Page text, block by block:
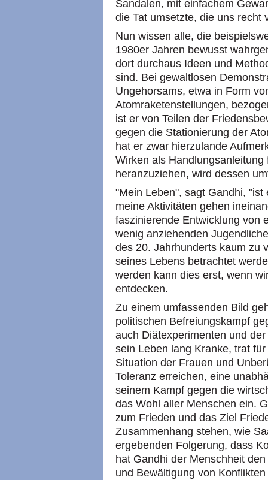
Sandalen, mit einfachem
die Tat umsetzte, die uns recht
Nun wissen alle, die
1980er Jahren bewusst
dort durchaus Ideen und
sind. Bei gewaltlosen
Ungehorsams, etwa in Form
Atomraketenstellungen,
ist er von Teilen der
gegen die Stationierung der
hat er zwar hierzulande
Wirken als
heranzuziehen, wird dessen
"Mein Leben", sagt Gandhi,
meine Aktivitäten gehen
faszinierende Entwicklung von
wenig anziehenden
des 20. Jahrhunderts kaum zu
seines Lebens betrachtet
werden kann dies erst, wenn
entdecken.
Zu einem umfassenden Bild
politischen Befreiungskampf
auch Diätexperimenten und
sein Leben lang Kranke, trat
Situation der Frauen und
Toleranz erreichen, eine
seinem Kampf gegen die
das Wohl aller Menschen ein.
zum Frieden und das Ziel
Zusammenhang stehen, wie
ergebenden Folgerung, dass
hat Gandhi der Menschheit
und Bewältigung von